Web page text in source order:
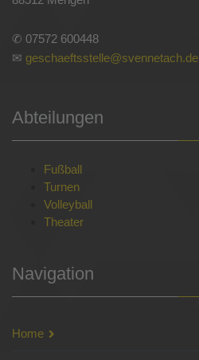
✆ 07572 600448
✉ geschaeftsstelle@svennetach.de
Abteilungen
Fußball
Turnen
Volleyball
Theater
Navigation
Home